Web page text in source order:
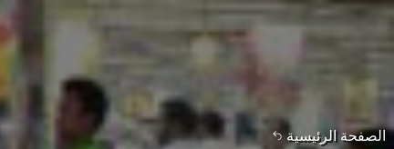
الصفحة الرئيسية